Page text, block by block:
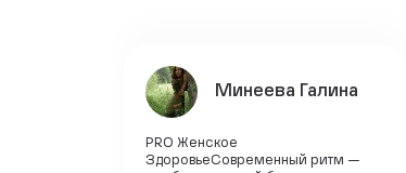
Минеева Галина
PRO Женское
ЗдоровьеСовременный ритм —